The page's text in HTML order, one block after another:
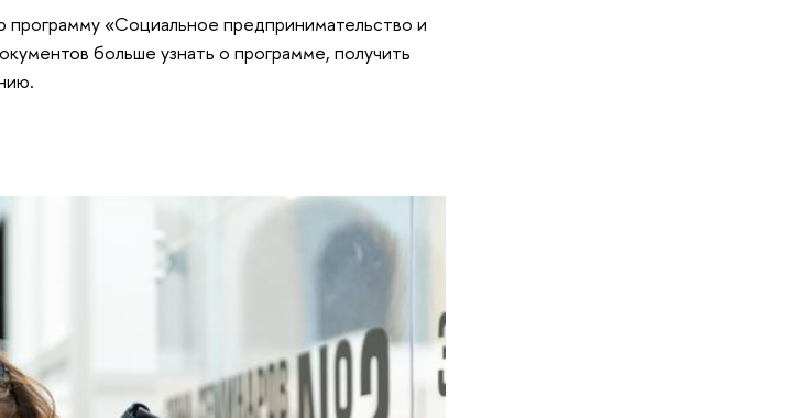
«Социальное предпринимательство и
больше узнать о программе, получить